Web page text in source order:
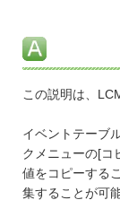
この説明は、
イベントテーブ
クメニューの[コ
値をコピーする
集することが可